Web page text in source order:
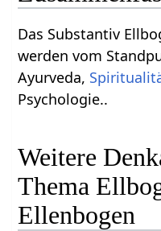
Das Substantiv
werden vom
Ayurveda,
Psychologie..
Weitere
Thema
Ellenbogen